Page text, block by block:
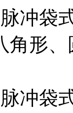
袋式
角形
袋式